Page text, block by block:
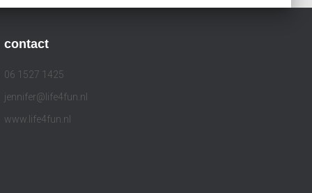
contact
06 1527 1425
jennifer@life4fun.nl
www.life4fun.nl